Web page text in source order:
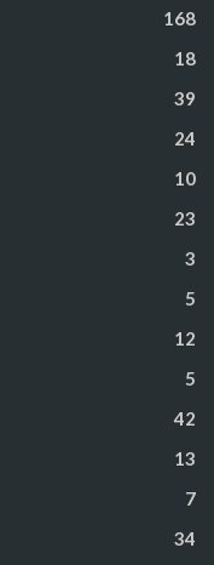
168
18
39
24
10
23
3
5
12
5
42
13
7
34